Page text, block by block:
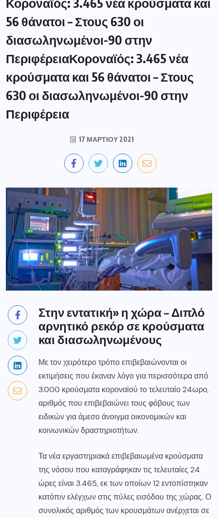
56 θάνατοι – Στους 630 οι
διασωληνωμένοι-90 στην
ΠεριφέρειαΚοροναϊός: 3.465 νέα
κρούσματα και 56 θάνατοι – Στους
630 οι διασωληνωμένοι-90 στην
Περιφέρεια
17 ΜΑΡΤΊΟΥ 2021
Στην εντατική» η χώρα – Διπλό
αρνητικό ρεκόρ σε κρούσματα
και διασωληνωμένους
Με τον χειρότερο τρόπο επιβεβαιώνονται οι
εκτιμήσεις που έκαναν λόγο για περισσότερα από
3.000 κρούσματα κοροναϊού το τελευταίο 24ωρο,
αριθμός που επιβεβαιώνει τους φόβους των
ειδικών για άμεσο άνοιγμα οικονομικών και
κοινωνικών δραστηριοτήτων.
Τα νέα εργαστηριακά επιβεβαιωμένα κρούσματα
της νόσου που καταγράφηκαν τις τελευταίες 24
ώρες είναι 3.465, εκ των οποίων 12 εντοπίστηκαν
κατόπιν ελέγχων στις πύλες εισόδου της χώρας. Ο
συνολικός αριθμός των κρουσμάτων ανέρχεται σε